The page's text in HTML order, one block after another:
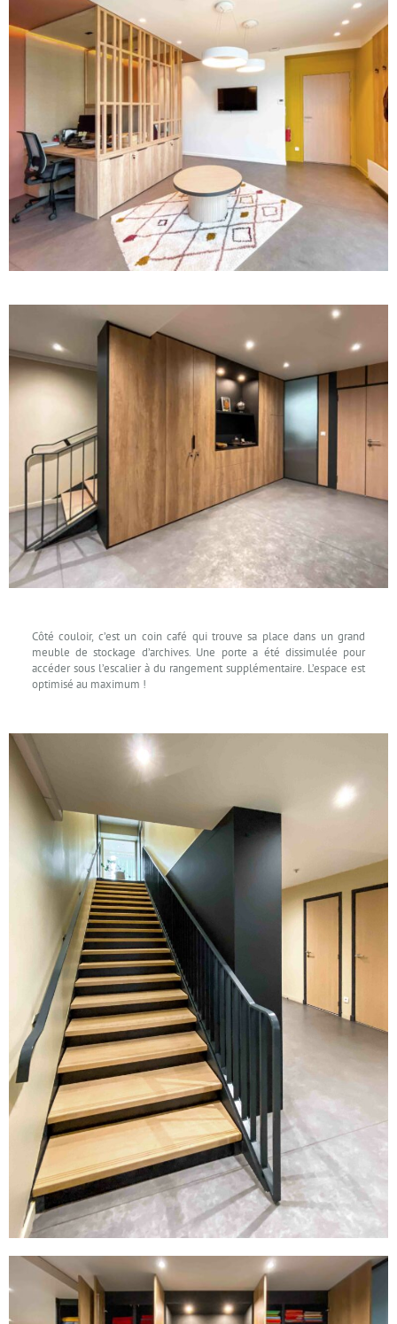
Côté couloir, c’est un coin café qui trouve sa place dans un grand
meuble de stockage d’archives. Une porte a été dissimulée pour
accéder sous l’escalier à du rangement supplémentaire. L’espace est
optimisé au maximum !